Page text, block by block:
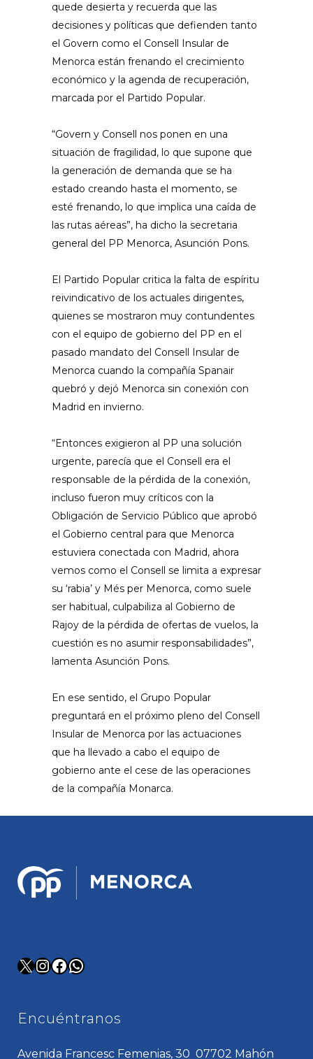
quede desierta y recuerda que las
decisiones y políticas que defienden tanto
el Govern como el Consell Insular de
Menorca están frenando el crecimiento
económico y la agenda de recuperación,
marcada por el Partido Popular.
“Govern y Consell nos ponen en una
situación de fragilidad, lo que supone que
la generación de demanda que se ha
estado creando hasta el momento, se
esté frenando, lo que implica una caída de
las rutas aéreas”, ha dicho la secretaria
general del PP Menorca, Asunción Pons.
El Partido Popular critica la falta de espíritu
reivindicativo de los actuales dirigentes,
quienes se mostraron muy contundentes
con el equipo de gobierno del PP en el
pasado mandato del Consell Insular de
Menorca cuando la compañía Spanair
quebró y dejó Menorca sin conexión con
Madrid en invierno.
“Entonces exigieron al PP una solución
urgente, parecía que el Consell era el
responsable de la pérdida de la conexión,
incluso fueron muy críticos con la
Obligación de Servicio Público que aprobó
el Gobierno central para que Menorca
estuviera conectada con Madrid, ahora
vemos como el Consell se limita a expresar
su ‘rabia’ y Més per Menorca, como suele
ser habitual, culpabiliza al Gobierno de
Rajoy de la pérdida de ofertas de vuelos, la
cuestión es no asumir responsabilidades”,
lamenta Asunción Pons.
En ese sentido, el Grupo Popular
preguntará en el próximo pleno del Consell
Insular de Menorca por las actuaciones
que ha llevado a cabo el equipo de
gobierno ante el cese de las operaciones
de la compañía Monarca.
X Instagram
Facebook
WhatsApp
Encuéntranos
Avenida Francesc Femenias, 30 07702 Mahón